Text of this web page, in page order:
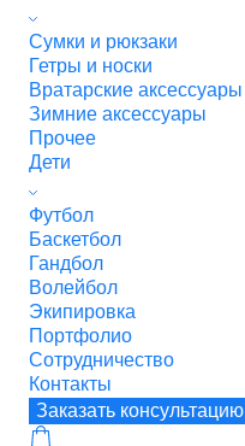
Сумки и рюкзаки
Гетры и носки
Вратарские аксессуары
Зимние аксессуары
Прочее
Дети
Футбол
Баскетбол
Гандбол
Волейбол
Экипировка
Портфолио
Сотрудничество
Контакты
Заказать консультацию